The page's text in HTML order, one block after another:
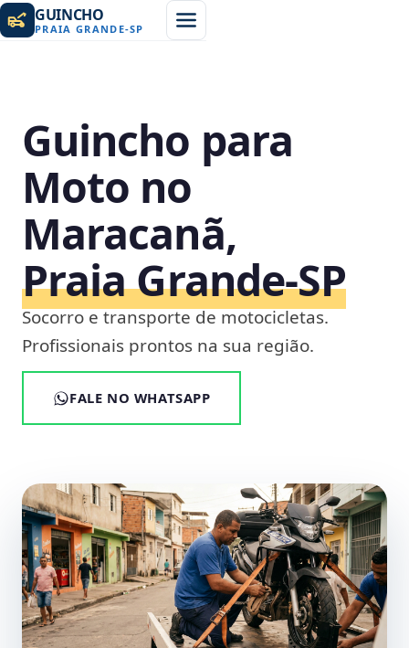
GUINCHO
PRAIA GRANDE-SP
Guincho para
Moto no
Maracanã,
Praia Grande‑SP
Socorro e transporte de motocicletas.
Profissionais prontos na sua região.
FALE NO WHATSAPP